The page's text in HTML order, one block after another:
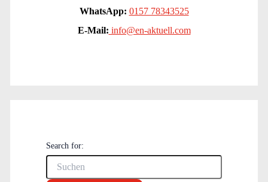
WhatsApp: 0157 78343525
E-Mail: info@en-aktuell.com
Search for: